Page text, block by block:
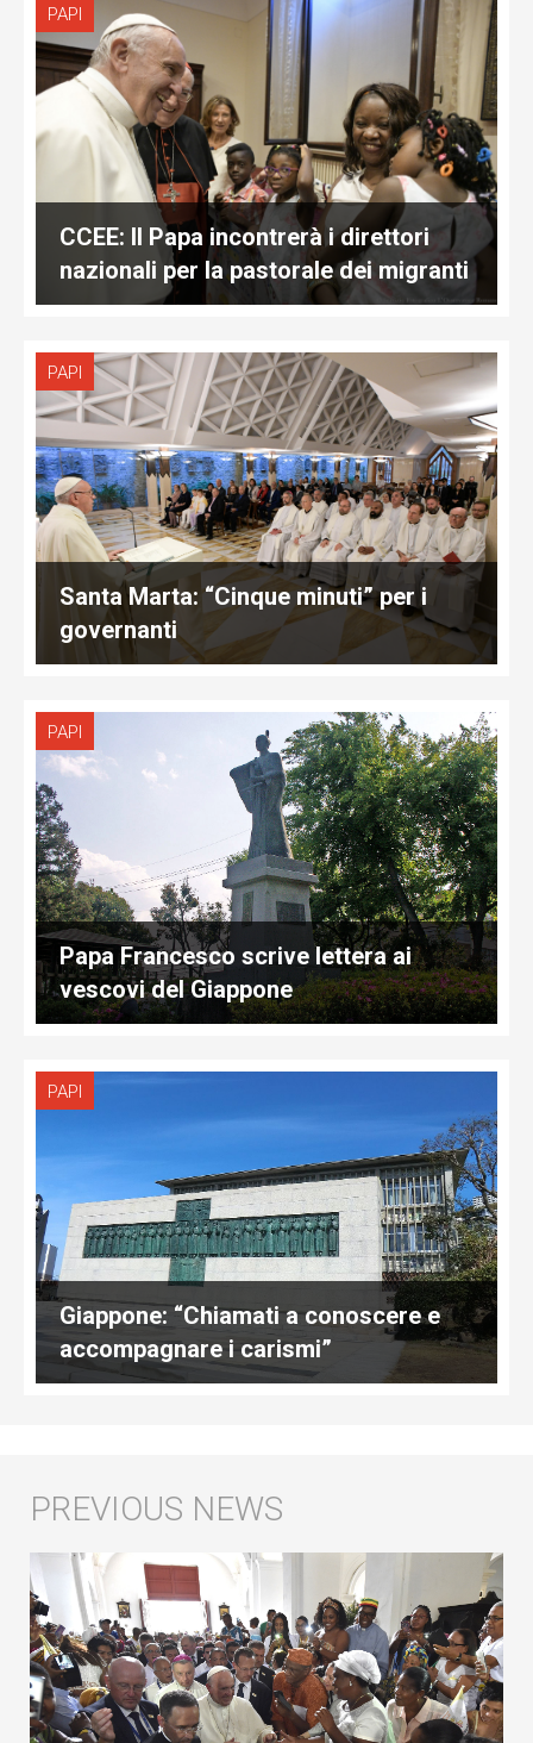
PAPI
CCEE: Il Papa incontrerà i direttori
nazionali per la pastorale dei migranti
PAPI
Santa Marta: “Cinque minuti” per i
governanti
PAPI
Papa Francesco scrive lettera ai
vescovi del Giappone
PAPI
Giappone: “Chiamati a conoscere e
accompagnare i carismi”